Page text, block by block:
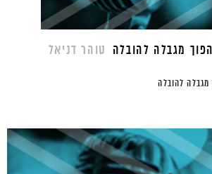
מגבלה להובלה טוהר דניאל
להובלה